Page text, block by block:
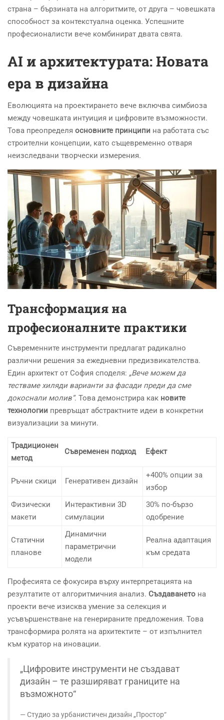
страна – бързината на алгоритмите, от друга – човешката
способност за контекстуална оценка. Успешните
професионалисти вече комбинират двата свята.
AI и архитектурата: Новата
ера в дизайна
Еволюцията на проектирането вече включва симбиоза
между човешката интуиция и цифровите възможности.
Това преопределя основните принципи на работата със
строителни концепции, като същевременно отваря
неизследвани творчески измерения.
Трансформация на
професионалните практики
Съвременните инструменти предлагат радикално
различни решения за ежедневни предизвикателства.
Един архитект от София споделя: „Вече можем да
тестваме хиляди варианти за фасади преди да сме
докоснали молив“. Това демонстрира как новите
технологии превръщат абстрактните идеи в конкретни
визуализации за минути.
Традиционен
метод
Съвременен подход Ефект
Ръчни скици Генеративен дизайн
+400% опции за
избор
Физически
макети
Интерактивни 3D
симулации
30% по-бързо
одобрение
Статични
планове
Динамични
параметрични
модели
Реална адаптация
към средата
Професията се фокусира върху интерпретацията на
резултатите от алгоритмичния анализ. Създаването на
проекти вече изисква умение за селекция и
усъвършенстване на генерираните предложения. Това
трансформира ролята на архитектите – от изпълнител
към куратор на иновации.
„Цифровите инструменти не създават
дизайн – те разширяват границите на
възможното“
Студио за урбанистичен дизайн „Простор“